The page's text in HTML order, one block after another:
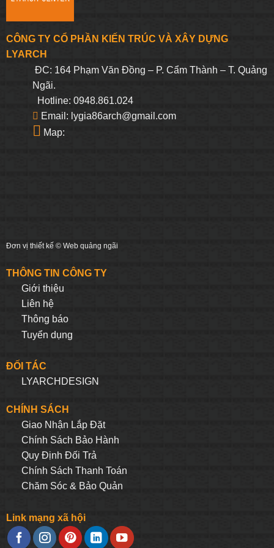
CÔNG TY CỔ PHẦN KIẾN TRÚC VÀ XÂY DỰNG
LYARCH
ĐC: 164 Phạm Văn Đồng – P. Cẩm Thành – T. Quảng
Ngãi.
Hotline: 0948.861.024
Email: lygia86arch@gmail.com
Map:
Đơn vị thiết kế © Web quảng ngãi
THÔNG TIN CÔNG TY
Giới thiệu
Liên hệ
Thông báo
Tuyển dụng
ĐỐI TÁC
LYARCHDESIGN
CHÍNH SÁCH
Giao Nhận Lắp Đặt
Chính Sách Bảo Hành
Quy Định Đối Trả
Chính Sách Thanh Toán
Chăm Sóc & Bảo Quản
Link mạng xã hội